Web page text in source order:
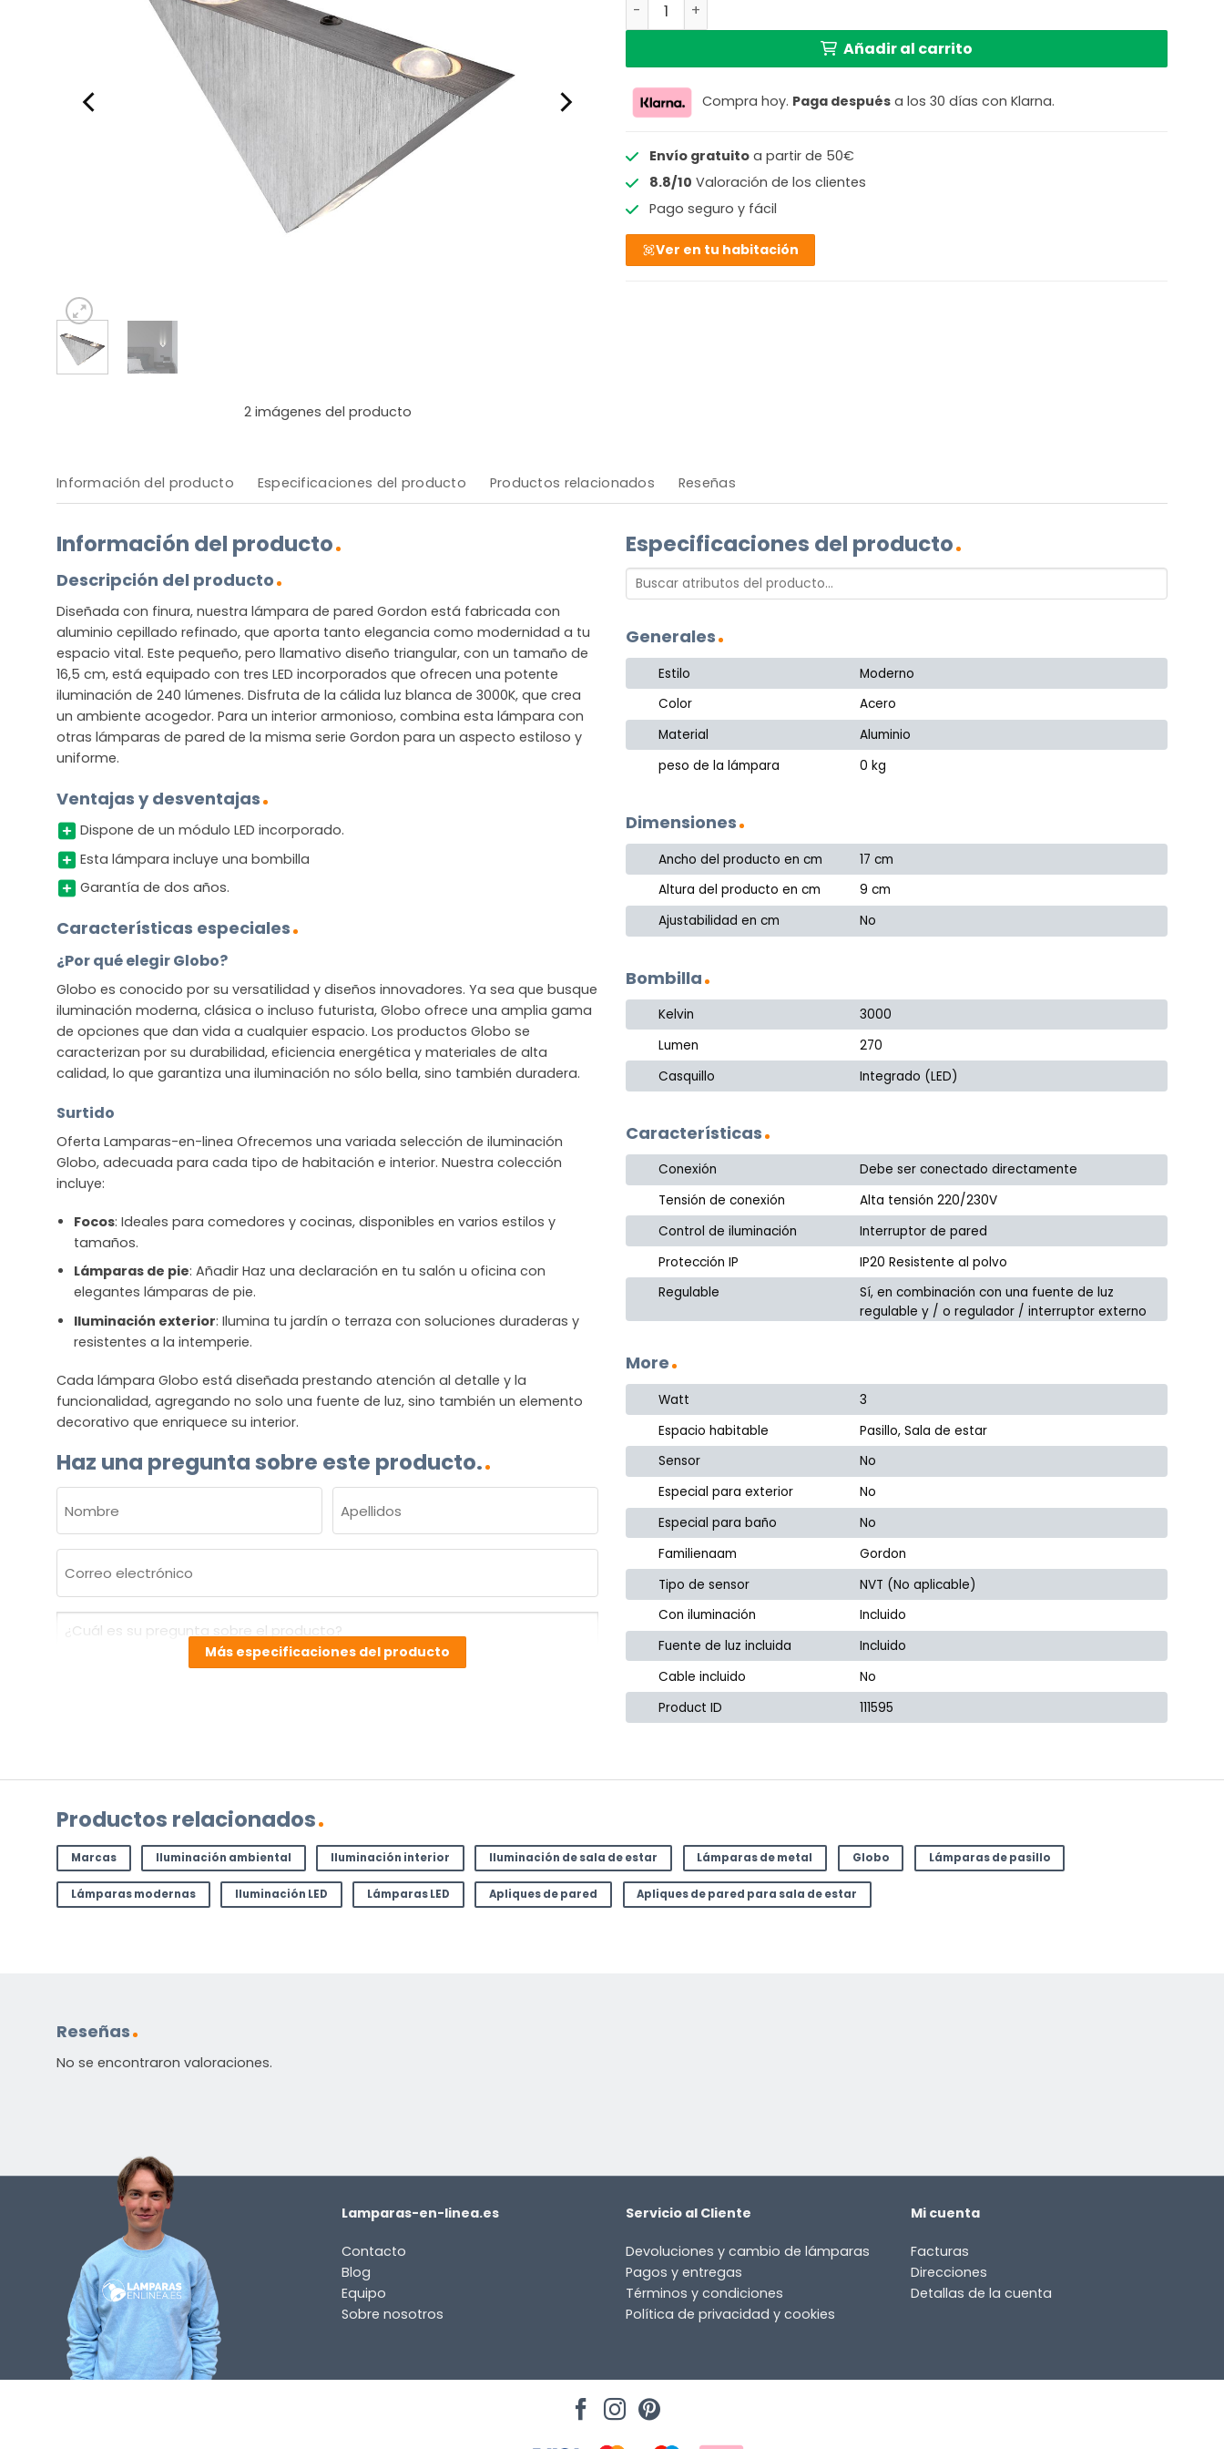
2imágenes del producto
Añadir al carrito
Compra hoy. Paga después a los 30 días con Klarna.
Envío gratuitoa partir de 50€
8.8/10 Valoración de los clientes
Pago seguro y fácil
Ver en tu habitación
Información del producto Especificaciones del producto Productos relacionados Reseñas
Información del producto
Descripción del producto
Diseñada con finura, nuestra lámpara de pared Gordon está fabricada con
aluminio cepillado refinado, que aporta tanto elegancia como modernidad a tu
espacio vital. Este pequeño, pero llamativo diseño triangular, con un tamaño de
16,5 cm, está equipado con tres LED incorporados que ofrecen una potente
iluminación de 240 lúmenes. Disfruta de la cálida luz blanca de 3000K, que crea
un ambiente acogedor. Para un interior armonioso, combina esta lámpara con
otras lámparas de pared de la misma serie Gordon para un aspecto estiloso y
uniforme.
Ventajas y desventajas
Dispone de un módulo LED incorporado.
Esta lámpara incluye una bombilla
Garantía de dos años.
Características especiales
¿Por qué elegir Globo?
Globo es conocido por su versatilidad y diseños innovadores. Ya sea que busque
iluminación moderna, clásica o incluso futurista, Globo ofrece una amplia gama
de opciones que dan vida a cualquier espacio. Los productos Globo se
caracterizan por su durabilidad, eficiencia energética y materiales de alta
calidad, lo que garantiza una iluminación no sólo bella, sino también duradera.
Surtido
Oferta Lamparas-en-linea Ofrecemos una variada selección de iluminación
Globo, adecuada para cada tipo de habitación e interior. Nuestra colección
incluye:
Focos: Ideales para comedores y cocinas, disponibles en varios estilos y
tamaños.
Lámparas de pie: Añadir Haz una declaración en tu salón u oficina con
elegantes lámparas de pie.
Iluminación exterior: Ilumina tu jardín o terraza con soluciones duraderas y
resistentes a la intemperie.
Cada lámpara Globo está diseñada prestando atención al detalle y la
funcionalidad, agregando no solo una fuente de luz, sino también un elemento
decorativo que enriquece su interior.
Haz una pregunta sobre este producto.
(OBLIGATORIO)
Nombre Apellidos
electrónico
¿Cuál
(Obligatorio)
Etiqueta energética
correo electrónico a
Más especificaciones del producto
Especificaciones del producto
Generales
Estilo
Moderno
Color
Acero
Material
Aluminio
peso de la lámpara
0 kg
Dimensiones
Ancho del producto en cm
17 cm
Altura del producto en cm
9 cm
Ajustabilidad en cm
No
Bombilla
Kelvin
3000
Lumen
270
Casquillo
Integrado (LED)
Características
Conexión
Debe ser conectado directamente
Tensión de conexión
Alta tensión 220/230V
Control de iluminación
Interruptor de pared
Protección IP
IP20 Resistente al polvo
Regulable
Sí, en combinación con una fuente de luz
regulable y / o regulador / interruptor externo
More
Watt
3
Espacio habitable
Pasillo, Sala de estar
Sensor
No
Especial para exterior
No
Especial para baño
No
Familienaam
Gordon
Tipo de sensor
NVT (No aplicable)
Con iluminación
Incluido
Fuente de luz incluida
Incluido
Cable incluido
No
Product ID
111595
Productos relacionados
Marcas Iluminación ambiental Iluminación interior Iluminación de sala de estar Lámparas de metal Globo Lámparas de pasillo
Lámparas modernas Iluminación LED Lámparas LED Apliques de pared Apliques de pared para sala de estar
Reseñas
No se encontraron valoraciones.
Lamparas-en-linea.es
Contacto
Blog
Equipo
Sobre nosotros
Servicio al Cliente
Devoluciones y cambio de lámparas
Pagos y entregas
Términos y condiciones
Política de privacidad y cookies
Mi cuenta
Facturas
Direcciones
Detallas de la cuenta